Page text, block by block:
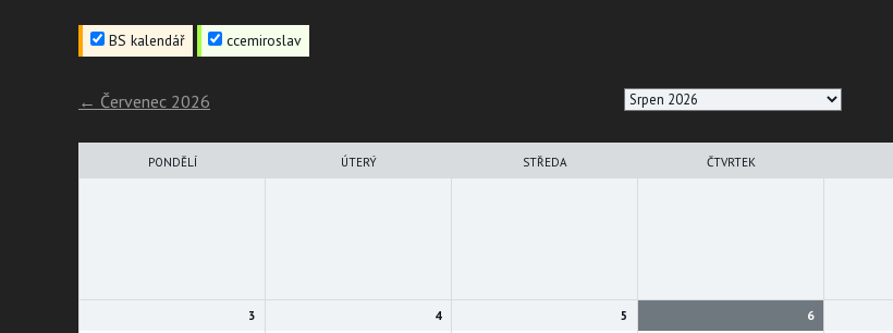
BS kalendář ccemiroslav
← Červenec 2026
PONDĚLÍ ÚTERÝ STŘEDA ČTVRTEK
3 4 5 6